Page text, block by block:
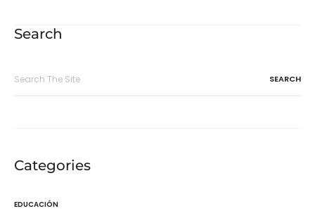
entradas
Search
Categories
EDUCACIÓN